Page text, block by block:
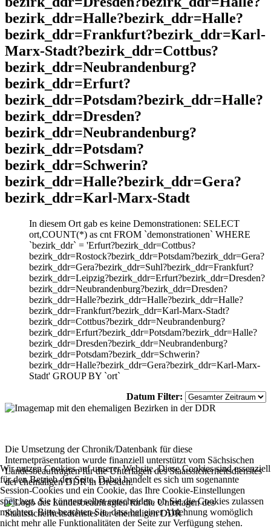
bezirk_ddr=Halle?bezirk_ddr=Halle?
bezirk_ddr=Frankfurt?bezirk_ddr=Karl-
Marx-Stadt?bezirk_ddr=Cottbus?
bezirk_ddr=Neubrandenburg?
bezirk_ddr=Erfurt?
bezirk_ddr=Potsdam?bezirk_ddr=Halle?
bezirk_ddr=Dresden?
bezirk_ddr=Neubrandenburg?
bezirk_ddr=Potsdam?
bezirk_ddr=Schwerin?
bezirk_ddr=Halle?bezirk_ddr=Gera?
bezirk_ddr=Karl-Marx-Stadt
In diesem Ort gab es keine Demonstrationen: SELECT
ort,COUNT(*) as cnt FROM `demonstrationen` WHERE
`bezirk_ddr` = 'Erfurt?bezirk_ddr=Cottbus?
bezirk_ddr=Rostock?bezirk_ddr=Potsdam?bezirk_ddr=Gera?
bezirk_ddr=Gera?bezirk_ddr=Suhl?bezirk_ddr=Frankfurt?
bezirk_ddr=Leipzig?bezirk_ddr=Erfurt?bezirk_ddr=Dresden?
bezirk_ddr=Neubrandenburg?bezirk_ddr=Dresden?
bezirk_ddr=Halle?bezirk_ddr=Halle?bezirk_ddr=Halle?
bezirk_ddr=Frankfurt?bezirk_ddr=Karl-Marx-Stadt?
bezirk_ddr=Cottbus?bezirk_ddr=Neubrandenburg?
bezirk_ddr=Erfurt?bezirk_ddr=Potsdam?bezirk_ddr=Halle?
bezirk_ddr=Dresden?bezirk_ddr=Neubrandenburg?
bezirk_ddr=Potsdam?bezirk_ddr=Schwerin?
bezirk_ddr=Halle?bezirk_ddr=Gera?bezirk_ddr=Karl-Marx-
Stadt' GROUP BY `ort`
Datum Filter:
Die Umsetzung der Chronik/Datenbank für diese
Internetpräsentation wurde finanziell unterstützt vom Sächsischen
Landesbeauftragten für die Unterlagen des Staatssicherheitsdienstes
der ehemaligen DDR in Dresden.
Wir nutzen Cookies auf unserer Website. Diese Cookies sind essenziell
für den Betrieb der Seite. Dabei handelt es sich um sogenannte
Session-Cookies und ein Cookie, das Ihre Cookie-Einstellungen
speichert. Sie können selbst entscheiden, ob Sie die Cookies zulassen
möchten. Bitte beachten Sie, dass bei einer Ablehnung womöglich
nicht mehr alle Funktionalitäten der Seite zur Verfügung stehen.